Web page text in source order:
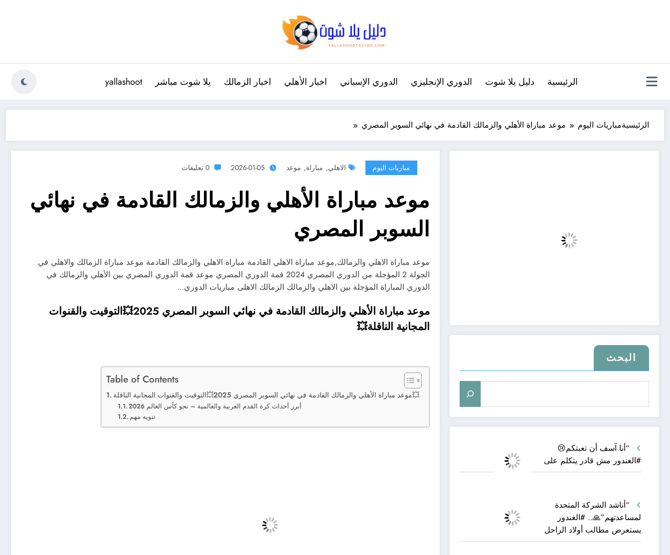
الرئيسية دليل يلا شوت الدوري الإنجليزي الدوري الإسباني اخبار الأهلي اخبار الزمالك يلا شوت مباشر yallashoot
الرئيسيةمباريات اليوم موعد مباراة الأهلي والزمالك القادمة في نهائي السوبر المصري
البحث
“أنا آسف أن تعبتكم😢
#الغندور مش قادر يتكلم على
“أناشد الشركة المتحدة
لمساعدتهم”🙏.. #الغندور
يستعرض مطالب أولاد الراحل
مباريات اليوم الاهلي, مباراة, موعد 2026-01-05 0 تعليقات
موعد مباراة الأهلي والزمالك القادمة في نهائي
السوبر المصري
موعد مباراة الاهلي والزمالك,موعد مباراة الاهلي القادمة مباراة الاهلي والزمالك القادمة موعد مباراة الزمالك والاهلي في
الجولة 2 المؤجلة من الدوري المصري 2024 قمة الدوري المصري موعد قمة الدوري المصري بين الأهلي والزمالك في
الدوري المباراة المؤجلة بين الاهلي والزمالك الزمالك الاهلى مباريات الدوري…
موعد مباراة الأهلي والزمالك القادمة في نهائي السوبر المصري 2025💥التوقيت والقنوات
المجانية الناقلة💥
Table of Contents
موعد مباراة الأهلي والزمالك القادمة في نهائي السوبر المصري 2025💥التوقيت والقنوات المجانية الناقلة💥
أبرز أحداث كرة القدم العربية والعالمية – نحو كأس العالم 2026
تنويه مهم